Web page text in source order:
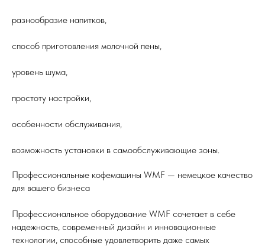
разнообразие напитков,
способ приготовления молочной пены,
уровень шума,
простоту настройки,
особенности обслуживания,
возможность установки в самообслуживающие зоны.
Профессиональные кофемашины WMF — немецкое качество
для вашего бизнеса
Профессиональное оборудование WMF сочетает в себе
надежность, современный дизайн и инновационные
технологии, способные удовлетворить даже самых